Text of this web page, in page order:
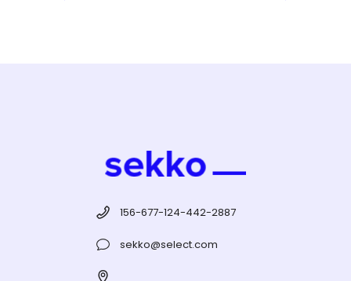
156-677-124-442-2887
sekko@select.com